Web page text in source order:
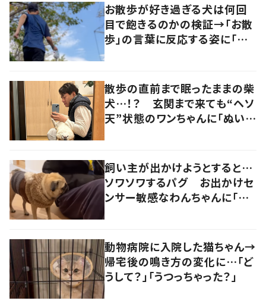
お散歩が好き過ぎる犬は何回
目で飽きるのかの検証→「お散
歩」の言葉に反応する姿に「可
散歩の直前まで眠ったままの柴
犬…！？ 玄関まで来ても“ヘソ
天”状態のワンちゃんに「ぬいぐ
飼い主が出かけようとすると…
ソワソワするパグ お出かけセ
ンサー敏感なわんちゃんに「可
動物病院に入院した猫ちゃん→
帰宅後の鳴き方の変化に…「ど
うして？」「うつっちゃった？」